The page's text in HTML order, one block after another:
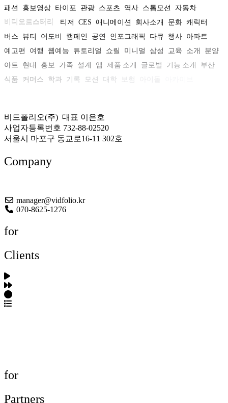
패션
홍보영상 타이포 관광 스포츠 역사 스톱모션
자동차
비디오로스터리
티저 CES 애니메이션 회사소개 문화 캐릭터
버스
뷰티 어도비 캠페인 공연 인포그래픽 다큐 행사 아파트
예고편
여행 웹예능 튜토리얼 쇼릴 미니멀 삼성 교육 소개
분양
아트
현대 홍보 가족 설계 앱 제품 소개 글로벌 기능 소개
부산
식품
커머스 학과 기록 모션 대학 보험
비드폴리오(주) 대표 이은호
사업자등록번호 732-88-02520
서울시 마포구 동교로16-11 302호
Company
manager@vidfolio.kr
070-8625-1276
for
Clients
for
Partners